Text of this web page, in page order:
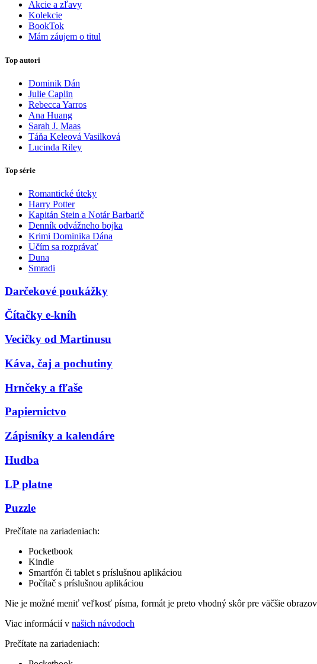
Akcie a zľavy
Kolekcie
BookTok
Mám záujem o titul
Top autori
Dominik Dán
Julie Caplin
Rebecca Yarros
Ana Huang
Sarah J. Maas
Táňa Keleová Vasilková
Lucinda Riley
Top série
Romantické úteky
Harry Potter
Kapitán Stein a Notár Barbarič
Denník odvážneho bojka
Krimi Dominika Dána
Učím sa rozprávať
Duna
Smradi
Darčekové poukážky
Čítačky e-kníh
Vecičky od Martinusu
Káva, čaj a pochutiny
Hrnčeky a fľaše
Papiernictvo
Zápisníky a kalendáre
Hudba
LP platne
Puzzle
Prečítate na zariadeniach:
Pocketbook
Kindle
Smartfón či tablet s príslušnou aplikáciou
Počítač s príslušnou aplikáciou
Nie je možné meniť veľkosť písma, formát je preto vhodný skôr pre väčšie
Viac informácií v našich návodoch
Prečítate na zariadeniach: